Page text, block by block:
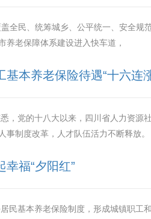
全民、统筹城乡、公平统一、安全
养老保障体系建设进入快车道，
本养老保险待遇“十六连
，党的十八大以来，四川省人力资
制度改革，人才队伍活力不断释放。
福“夕阳红”
民基本养老保险制度，形成城镇职工